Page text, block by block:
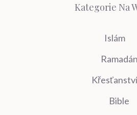
Kategorie Na
Islám
Ramadán
Křesťanství
Bible